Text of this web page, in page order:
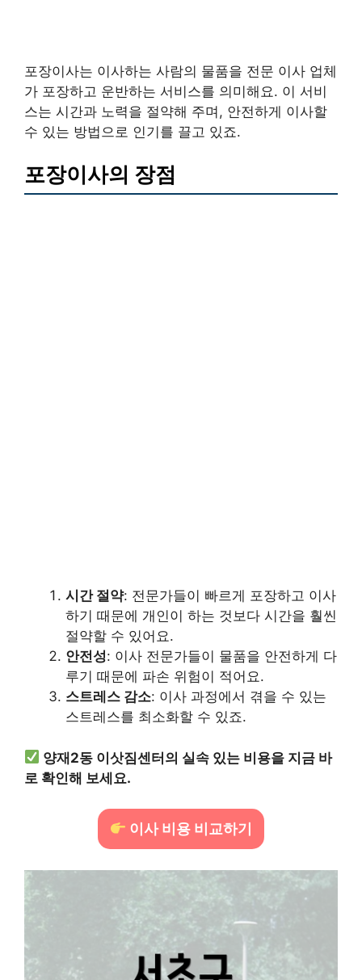
포장이사는 이사하는 사람의 물품을 전문 이사 업체
가 포장하고 운반하는 서비스를 의미해요. 이 서비
스는 시간과 노력을 절약해 주며, 안전하게 이사할
수 있는 방법으로 인기를 끌고 있죠.
포장이사의 장점
시간 절약: 전문가들이 빠르게 포장하고 이사
하기 때문에 개인이 하는 것보다 시간을 훨씬
절약할 수 있어요.
안전성: 이사 전문가들이 물품을 안전하게 다
루기 때문에 파손 위험이 적어요.
스트레스 감소: 이사 과정에서 겪을 수 있는
스트레스를 최소화할 수 있죠.
양재2동 이삿짐센터의 실속 있는 비용을 지금 바
로 확인해 보세요.
이사 비용 비교하기